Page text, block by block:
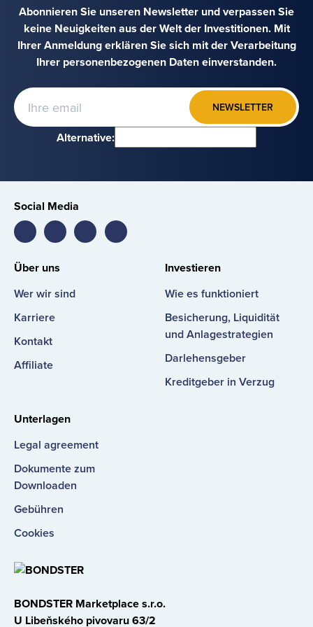
Abonnieren Sie unseren Newsletter und verpassen Sie
keine Neuigkeiten aus der Welt der Investitionen. Mit
Ihrer Anmeldung erklären Sie sich mit der Verarbeitung
Ihrer personenbezogenen Daten einverstanden.
NEWSLETTER
Alternative:
Social Media
BondsterBondster
Über uns
Wer wir sind
Karriere
Kontakt
Affiliate
Investieren
Wie es funktioniert
Besicherung, Liquidität
und Anlagestrategien
Darlehensgeber
Kreditgeber in Verzug
Unterlagen
Legal agreement
Dokumente zum
Downloaden
Gebühren
Cookies
BONDSTER Marketplace s.r.o.
U Libeňského pivovaru 63/2